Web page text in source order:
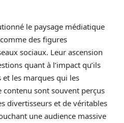
le paysage médiatique
des figures
sociaux. Leur ascension
quant à l’impact qu’ils
les marques qui les
contenu sont souvent perçus
divertisseurs et de véritables
une audience massive